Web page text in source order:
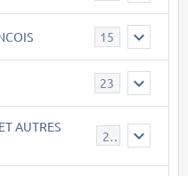
15
23
AUTRES
22